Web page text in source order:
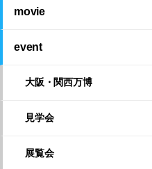
movie
event
大阪・関西万博
見学会
展覧会